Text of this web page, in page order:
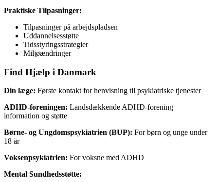
Praktiske Tilpasninger:
Tilpasninger på arbejdspladsen
Uddannelsesstøtte
Tidsstyringsstrategier
Miljøændringer
Find Hjælp i Danmark
Din læge: Første kontakt for henvisning til psykiatriske tjenester
ADHD-foreningen: Landsdækkende ADHD-forening –
information og støtte
Børne- og Ungdomspsykiatrien (BUP): For børn og unge under
18 år
Voksenpsykiatrien: For voksne med ADHD
Mental Sundhedsstøtte: